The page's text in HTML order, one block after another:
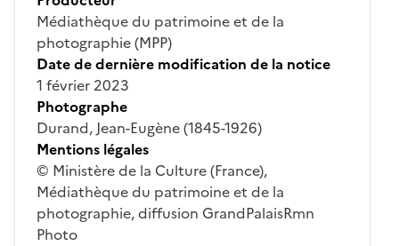
Médiathèque du patrimoine et de la
photographie (MPP)
Date de dernière modification de la notice
1 février 2023
Photographe
Durand, Jean-Eugène (1845-1926)
Mentions légales
© Ministère de la Culture (France),
Médiathèque du patrimoine et de la
photographie, diffusion GrandPalaisRmn
Photo